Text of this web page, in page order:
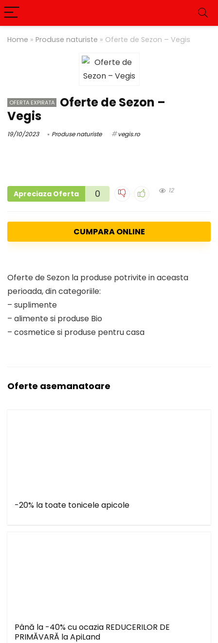
Home » Produse naturiste » Oferte de Sezon – Vegis
OFERTA EXPIRATA
Oferte de Sezon –
Vegis
19/10/2023 Produse naturiste vegis.ro
Apreciaza Oferta 0 12
CUMPARA ONLINE
Oferte de Sezon la produse potrivite in aceasta
perioada, din categoriile:
– suplimente
– alimente si produse Bio
– cosmetice si produse pentru casa
Oferte asemanatoare
-20% la toate tonicele apicole
Până la -40% cu ocazia REDUCERILOR DE
PRIMĂVARĂ la ApiLand